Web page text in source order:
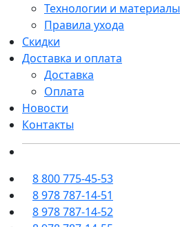
Технологии и материалы
Правила ухода
Скидки
Доставка и оплата
Доставка
Оплата
Новости
Контакты
8 800 775-45-53
8 978 787-14-51
8 978 787-14-52